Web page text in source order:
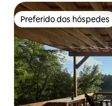
Preferido dos hóspedes
Preferido dos hóspedes